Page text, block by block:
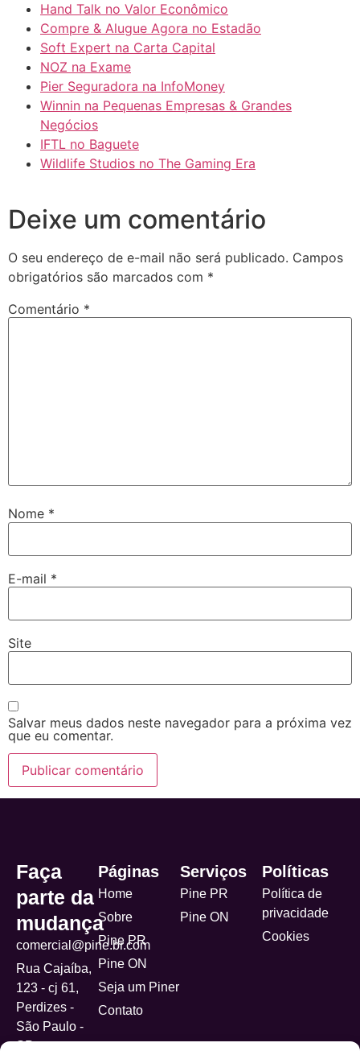
Hand Talk no Valor Econômico
Compre & Alugue Agora no Estadão
Soft Expert na Carta Capital
NOZ na Exame
Pier Seguradora na InfoMoney
Winnin na Pequenas Empresas & Grandes
Negócios
IFTL no Baguete
Wildlife Studios no The Gaming Era
Deixe um comentário
O seu endereço de e-mail não será publicado. Campos
obrigatórios são marcados com *
Comentário *
Nome *
E-mail *
Site
Salvar meus dados neste navegador para a próxima vez
que eu comentar.
Faça
parte da
mudança
comercial@pine.br.com
Rua Cajaíba,
123 - cj 61,
Perdizes -
São Paulo -
Páginas
Home
Sobre
Pine PR
Pine ON
Seja um Piner
Contato
Serviços
Pine PR
Pine ON
Políticas
Política de
privacidade
Cookies